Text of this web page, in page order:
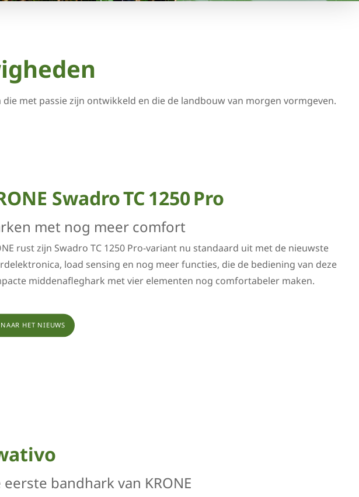
met passie zijn ontwikkeld en die de landbouw van morgen vormgeven.
Swadro TC 1250 Pro
met nog meer comfort
rust zijn Swadro TC 1250 Pro-variant nu standaard uit met de nieuwste
load sensing en nog meer functies, die de bediening van deze
middenafleghark met vier elementen nog comfortabeler maken.
NAAR HET NIEUWS
eerste bandhark van KRONE